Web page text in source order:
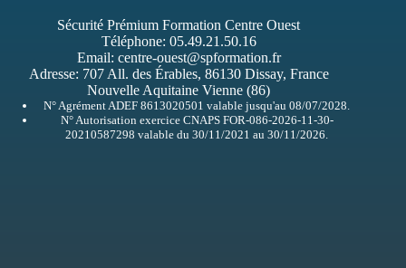
Sécurité Prémium Formation Centre Ouest
Téléphone: 05.49.21.50.16
Email: centre-ouest@spformation.fr
Adresse: 707 All. des Érables, 86130 Dissay, France
Nouvelle Aquitaine Vienne (86)
N° Agrément ADEF 8613020501 valable jusqu'au 08/07/2028.
N° Autorisation exercice CNAPS FOR-086-2026-11-30-
20210587298 valable du 30/11/2021 au 30/11/2026.